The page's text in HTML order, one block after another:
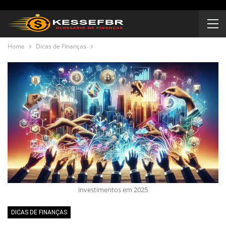
Home Dicas de Finanças
investimentos em 2025
DICAS DE FINANÇAS